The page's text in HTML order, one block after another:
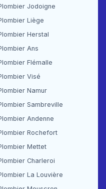
Jodoigne
Liège
Herstal
Ans
Flémalle
Visé
Namur
Sambreville
Andenne
Rochefort
Mettet
Charleroi
La Louvière